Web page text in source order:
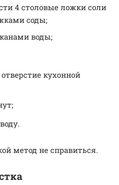
4 столовые ложки соли
соды;
воды;
кухонной
метод не справиться.